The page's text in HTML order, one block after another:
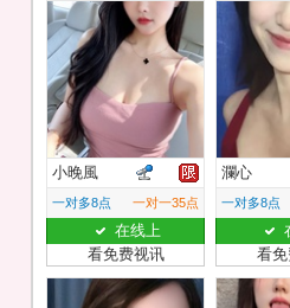
小晚風
一对多8点 一对一35点
在线上
看免费视讯
瀾心
一对多8点
看